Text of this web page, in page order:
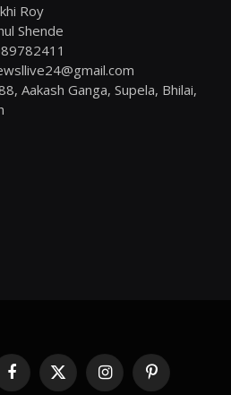
Roy
Shende
Aakash Ganga, Supela, Bhilai,
Facebook
X
InstagramPinterest